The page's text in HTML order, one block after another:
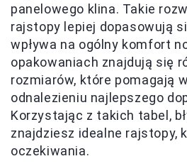
panelowego klina. Takie
rajstopy lepiej dopasowują
wpływa na ogólny komfort
opakowaniach znajdują się
rozmiarów, które pomagają
odnalezieniu najlepszego
Korzystając z takich tabel,
znajdziesz idealne rajstopy,
oczekiwania.